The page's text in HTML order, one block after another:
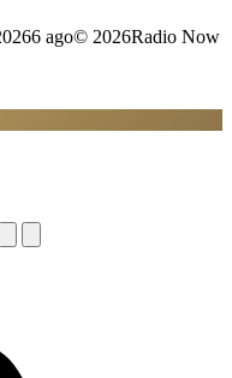
6 ago© 2026Radio Now